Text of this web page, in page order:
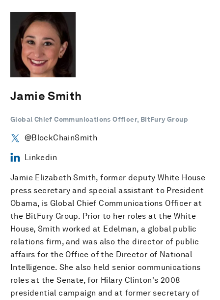
Jamie Smith
Global Chief Communications Officer, BitFury Group
@BlockChainSmith
Linkedin
Jamie Elizabeth Smith, former deputy White House
press secretary and special assistant to President
Obama, is Global Chief Communications Officer at
the BitFury Group. Prior to her roles at the White
House, Smith worked at Edelman, a global public
relations firm, and was also the director of public
affairs for the Office of the Director of National
Intelligence. She also held senior communications
roles at the Senate, for Hilary Clinton's 2008
presidential campaign and at former secretary of